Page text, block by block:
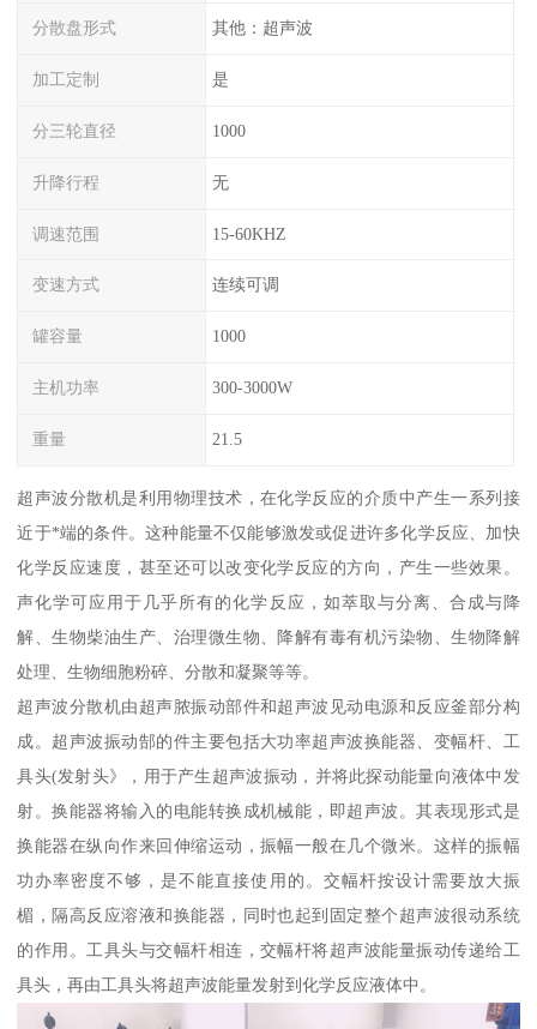
分散盘形式 其他：超声波
加工定制 是
分三轮直径 1000
升降行程 无
调速范围 15-60KHZ
变速方式 连续可调
罐容量 1000
主机功率 300-3000W
重量 21.5
超声波分散机是利用物理技术，在化学反应的介质中产生一系列接
近于*端的条件。这种能量不仅能够激发或促进许多化学反应、加快
化学反应速度，甚至还可以改变化学反应的方向，产生一些效果。
声化学可应用于几乎所有的化学反应，如萃取与分离、合成与降
解、生物柴油生产、治理微生物、降解有毒有机污染物、生物降解
处理、生物细胞粉碎、分散和凝聚等等。
超声波分散机由超声脓振动部件和超声波见动电源和反应釜部分构
成。超声波振动郜的件主要包括大功率超声波换能器、变幅杆、工
具头(发射头》，用于产生超声波振动，并将此探动能量向液体中发
射。换能器将输入的电能转换成机械能，即超声波。其表现形式是
换能器在纵向作来回伸缩运动，振幅一般在几个微米。这样的振幅
功办率密度不够，是不能直接使用的。交幅杆按设计需要放大振
楣，隔高反应溶液和换能器，同时也起到固定整个超声波很动系统
的作用。工具头与交幅杆相连，交幅杆将超声波能量振动传递给工
具头，再由工具头将超声波能量发射到化学反应液体中。